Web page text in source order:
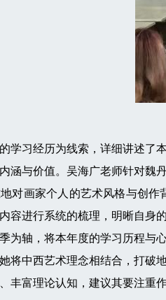
习经历为线索，详细讲述了本
涵与价值。吴海广老师针对魏
对画家个人的艺术风格与创
容进行系统的梳理，明晰自身
轴，将本年度的学习历程与心
将中西艺术理念相结合，打破
丰富理论认知，建议其要注重